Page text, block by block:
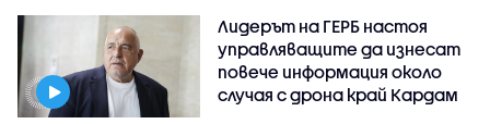
Лидерът на ГЕРБ настоя
управляващите да изнесат
повече информация около
случая с дрона край Кардам